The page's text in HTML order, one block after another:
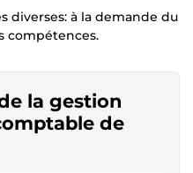
diverses: à la demande du
compétences.
la gestion
de